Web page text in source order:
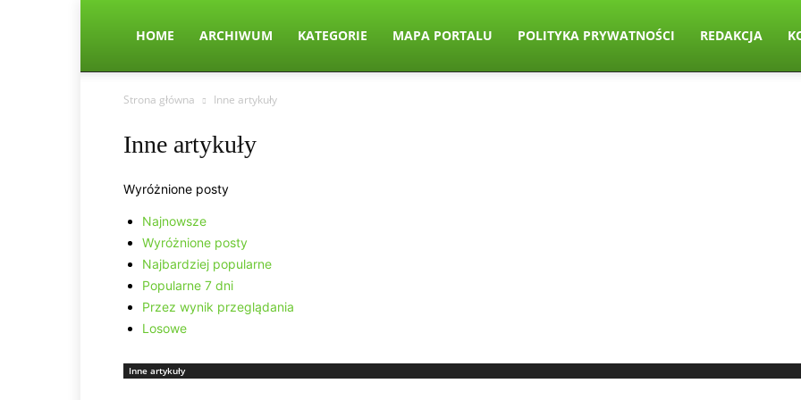
HOME ARCHIWUM KATEGORIE MAPA PORTALU POLITYKA PRYWATNOŚCI REDAKCJA
Strona główna Inne artykuły
Inne artykuły
Wyróżnione posty
Najnowsze
Wyróżnione posty
Najbardziej popularne
Popularne 7 dni
Przez wynik przeglądania
Losowe
Inne artykuły